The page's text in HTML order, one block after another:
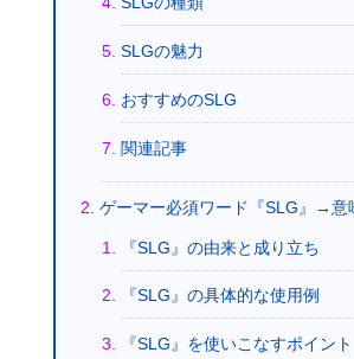
SLGの魅力
おすすめのSLG
関連記事
ゲーマー必須ワード『SLG』→意
『SLG』の由来と成り立ち
『SLG』の具体的な使用例
『SLG』を使いこなすポイント